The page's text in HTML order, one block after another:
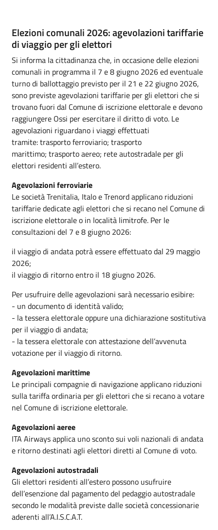
Elezioni comunali 2026: agevolazioni tariffarie
di viaggio per gli elettori
Si informa la cittadinanza che, in occasione delle elezioni
comunali in programma il 7 e 8 giugno 2026 ed eventuale
turno di ballottaggio previsto per il 21 e 22 giugno 2026,
sono previste agevolazioni tariffarie per gli elettori che si
trovano fuori dal Comune di iscrizione elettorale e devono
raggiungere Ossi per esercitare il diritto di voto. Le
agevolazioni riguardano i viaggi effettuati
tramite: trasporto ferroviario; trasporto
marittimo; trasporto aereo; rete autostradale per gli
elettori residenti all’estero.
Agevolazioni ferroviarie
Le società Trenitalia, Italo e Trenord applicano riduzioni
tariffarie dedicate agli elettori che si recano nel Comune di
iscrizione elettorale o in località limitrofe. Per le
consultazioni del 7 e 8 giugno 2026:
il viaggio di andata potrà essere effettuato dal 29 maggio
2026;
il viaggio di ritorno entro il 18 giugno 2026.
Per usufruire delle agevolazioni sarà necessario esibire:
- un documento di identità valido;
- la tessera elettorale oppure una dichiarazione sostitutiva
per il viaggio di andata;
- la tessera elettorale con attestazione dell’avvenuta
votazione per il viaggio di ritorno.
Agevolazioni marittime
Le principali compagnie di navigazione applicano riduzioni
sulla tariffa ordinaria per gli elettori che si recano a votare
nel Comune di iscrizione elettorale.
Agevolazioni aeree
ITA Airways applica uno sconto sui voli nazionali di andata
e ritorno destinati agli elettori diretti al Comune di voto.
Agevolazioni autostradali
Gli elettori residenti all’estero possono usufruire
dell’esenzione dal pagamento del pedaggio autostradale
secondo le modalità previste dalle società concessionarie
aderenti all’A.I.S.C.A.T.